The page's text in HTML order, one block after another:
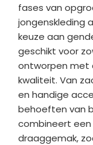
fases van
jongenskleding
keuze aan
geschikt voor
ontworpen met
kwaliteit. Van
en handige
behoeften van
combineert
draaggemak,